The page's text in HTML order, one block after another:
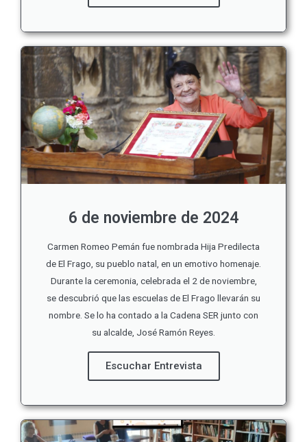
6 de noviembre de 2024
Carmen Romeo Pemán fue nombrada Hija Predilecta
de El Frago, su pueblo natal, en un emotivo homenaje.
Durante la ceremonia, celebrada el 2 de noviembre,
se descubrió que las escuelas de El Frago llevarán su
nombre. Se lo ha contado a la Cadena SER junto con
su alcalde, José Ramón Reyes.
Escuchar Entrevista